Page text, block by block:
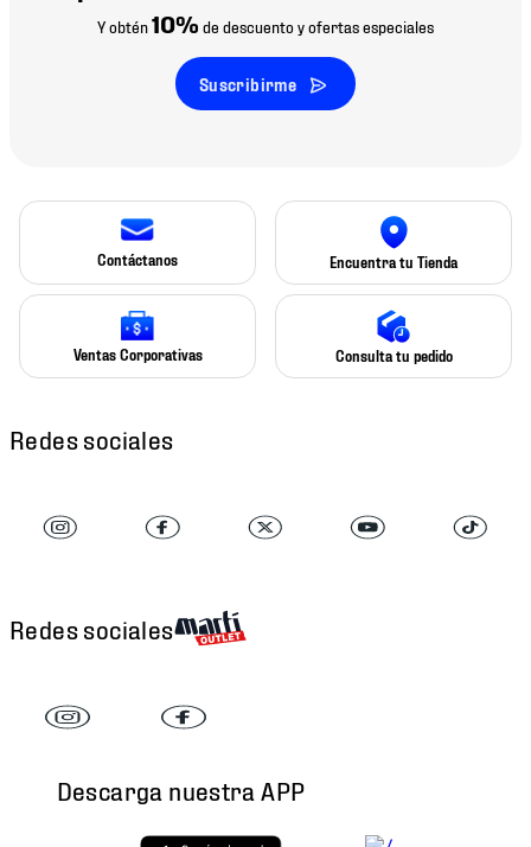
Y obtén10% de descuento y ofertas especiales
Suscribirme
Contáctanos Encuentra tu Tienda
Ventas Corporativas Consulta tu pedido
Redes sociales
Redes sociales
Descarga nuestra APP